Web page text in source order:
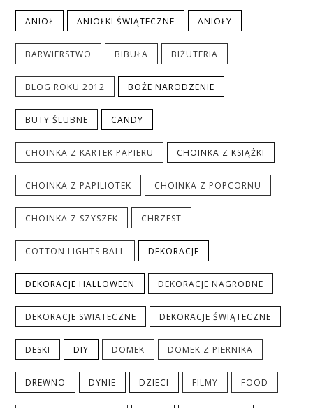
ANIOŁ ANIOŁKI ŚWIĄTECZNE ANIOŁY
BARWIERSTWO BIBUŁA BIŻUTERIA
BLOG ROKU 2012 BOŻE NARODZENIE
BUTY ŚLUBNE CANDY
CHOINKA Z KARTEK PAPIERU CHOINKA Z KSIĄŻKI
CHOINKA Z PAPILIOTEK CHOINKA Z POPCORNU
CHOINKA Z SZYSZEK CHRZEST
COTTON LIGHTS BALL DEKORACJE
DEKORACJE HALLOWEEN DEKORACJE NAGROBNE
DEKORACJE SWIATECZNE DEKORACJE ŚWIĄTECZNE
DESKI DIY DOMEK DOMEK Z PIERNIKA
DREWNO DYNIE DZIECI FILMY FOOD